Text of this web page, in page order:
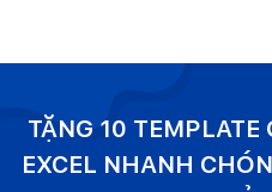
TẶNG 10
EXCEL NHANH